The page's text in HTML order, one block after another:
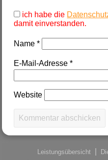
ich habe die
damit einverstanden.
Name*
E-Mail-Adresse*
Website
Leistungsübersicht